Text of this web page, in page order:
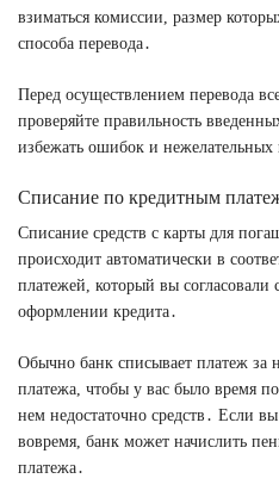
взиматься комиссии, размер
способа перевода․
Перед осуществлением перевода
проверяйте правильность
избежать ошибок и нежелательных
Списание по кредитным
Списание средств с карты для
происходит автоматически в
платежей, который вы согласовали
оформлении кредита․
Обычно банк списывает платеж за
платежа, чтобы у вас было время
нем недостаточно средств․ Если
вовремя, банк может начислить
платежа․